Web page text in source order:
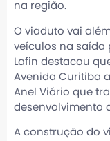
na região.
O viaduto vai
veículos na saída
Lafin destacou
Avenida Curitiba
Anel Viário que
desenvolvimento
A construção do